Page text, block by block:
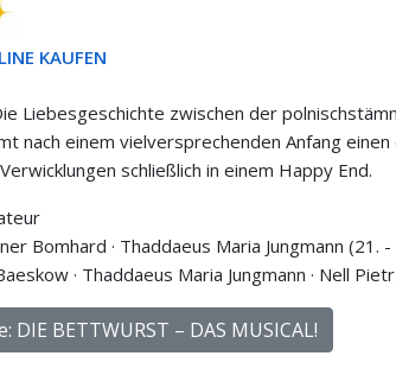
KAUFEN
Liebesgeschichte zwischen der
nach einem vielversprechenden Anfang
schließlich in einem Happy End.
Bomhard · Thaddaeus Maria Jungmann (21.
· Thaddaeus Maria Jungmann · Nell
DIE BETTWURST – DAS MUSICAL!